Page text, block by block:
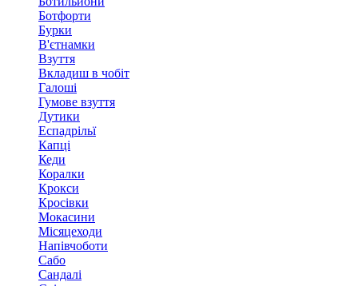
Ботфорти
Бурки
В'єтнамки
Взуття
Вкладиш в чобіт
Галоші
Гумове взуття
Дутики
Еспадрільї
Капці
Кеди
Коралки
Крокси
Кросівки
Мокасини
Місяцеходи
Напівчоботи
Сабо
Сандалі